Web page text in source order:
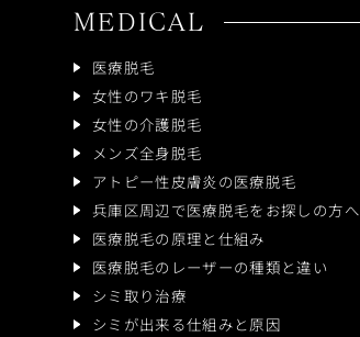
MEDICAL
医療脱毛
女性のワキ脱毛
女性の介護脱毛
メンズ全身脱毛
アトピー性皮膚炎の医療脱毛
兵庫区周辺で医療脱毛をお探しの方へ
医療脱毛の原理と仕組み
医療脱毛のレーザーの種類と違い
シミ取り治療
シミが出来る仕組みと原因